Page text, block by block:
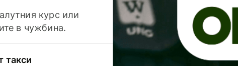
курс или
в чужбина.
такси